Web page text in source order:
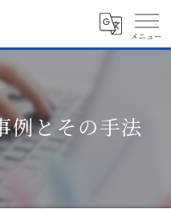
例とその手法